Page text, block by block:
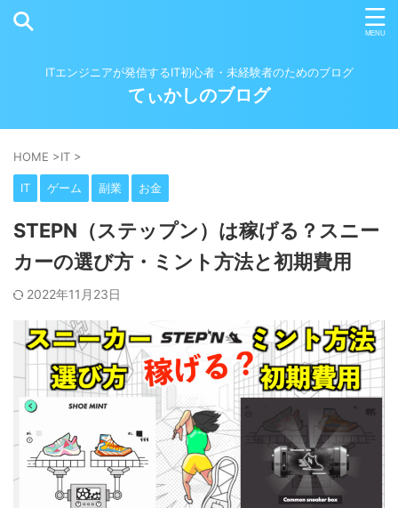
ITエンジニアが発信するIT初心者・未経験者のためのブログ
てぃかしのブログ
HOME >IT >
IT ゲーム 副業 お金
STEPN（ステップン）は稼げる？スニー
カーの選び方・ミント方法と初期費用
2022年11月23日